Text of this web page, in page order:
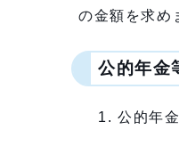
の金額を求め
公的年金
公的年